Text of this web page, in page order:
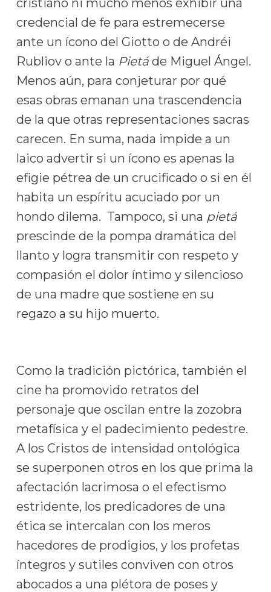
cristiano ni mucho menos exhibir una
credencial de fe para estremecerse
ante un ícono del Giotto o de Andréi
Rubliov o ante la Pietáde Miguel Ángel.
Menos aún, para conjeturar por qué
esas obras emanan una trascendencia
de la que otras representaciones sacras
carecen. En suma, nada impide a un
laico advertir si un ícono es apenas la
efigie pétrea de un crucificado o si en él
habita un espíritu acuciado por un
hondo dilema. Tampoco, si una pietá
prescinde de la pompa dramática del
llanto y logra transmitir con respeto y
compasión el dolor íntimo y silencioso
de una madre que sostiene en su
regazo a su hijo muerto.
Como la tradición pictórica, también el
cine ha promovido retratos del
personaje que oscilan entre la zozobra
metafísica y el padecimiento pedestre.
A los Cristos de intensidad ontológica
se superponen otros en los que prima la
afectación lacrimosa o el efectismo
estridente, los predicadores de una
ética se intercalan con los meros
hacedores de prodigios, y los profetas
íntegros y sutiles conviven con otros
abocados a una plétora de poses y